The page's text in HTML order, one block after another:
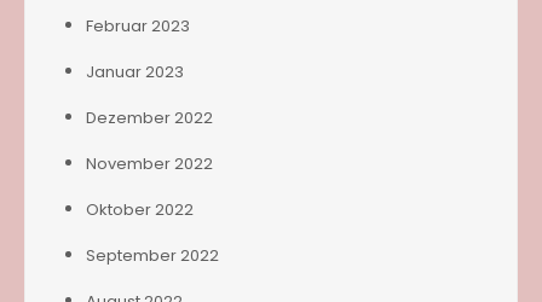
Februar 2023
Januar 2023
Dezember 2022
November 2022
Oktober 2022
September 2022